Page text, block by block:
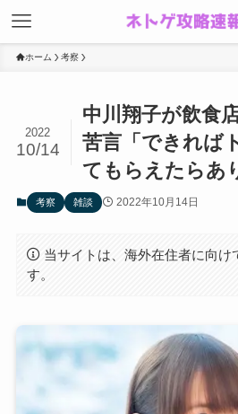
ホーム 考察
中川翔子が飲食
苦言「できれば
てもらえたらあ
2022
10/14
考察 雑談 2022年10月14日
当サイトは、海外在住者に向け
す。